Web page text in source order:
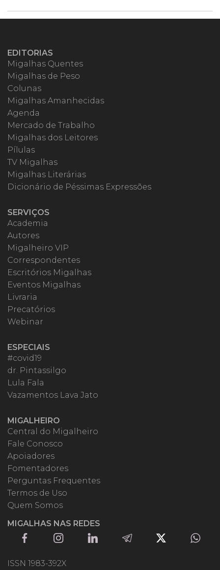
EDITORIAS
Migalhas Quentes
Migalhas de Peso
Colunas
Migalhas Amanhecidas
Agenda
Mercado de Trabalho
Migalhas dos Leitores
Pílulas
TV Migalhas
Migalhas Literárias
Dicionário de Péssimas Expressões
SERVIÇOS
Academia
Autores
Migalheiro VIP
Correspondentes
Escritórios Migalhas
Eventos Migalhas
Livraria
Precatórios
Webinar
ESPECIAIS
#covid19
dr. Pintassilgo
Lula Fala
Vazamentos Lava Jato
MIGALHEIRO
Central do Migalheiro
Fale Conosco
Apoiadores
Fomentadores
Perguntas Frequentes
Termos de Uso
Quem Somos
MIGALHAS NAS REDES
ISSN 1983-392X